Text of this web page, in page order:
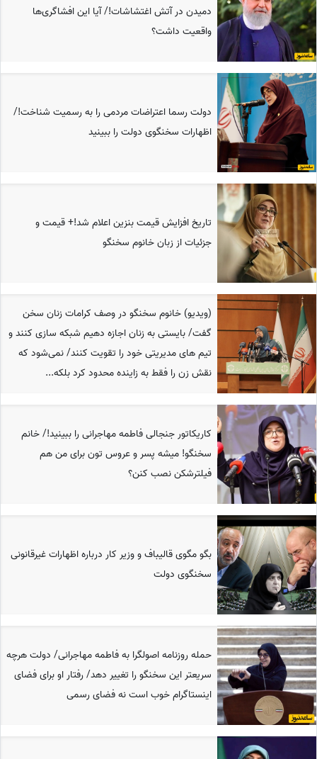
دمیدن در آتش اغتشاشات!/ آیا این افشاگری‌ها
واقعیت داشت؟
دولت رسما اعتراضات مردمی را به رسمیت شناخت!/
اظهارات سخنگوی دولت را ببینید
تاریخ افزایش قیمت بنزین اعلام شد!+ قیمت و
جزئیات از زبان خانوم سخنگو
(ویدیو) خانوم سخنگو در وصف کرامات زنان سخن
گفت/ بایستی به زنان اجازه دهیم شبکه سازی کنند و
تیم های مدیریتی خود را تقویت کنند/ نمی‌شود که
نقش زن را فقط به زاینده محدود کرد بلکه...
کاریکاتور جنجالی فاطمه مهاجرانی را ببینید!/ خانم
سخنگو! میشه پسر و عروس تون برای من هم
فیلترشکن نصب کنن؟
بگو مگوی قالیباف و وزیر کار درباره اظهارات غیرقانونی
سخنگوی دولت
حمله روزنامه اصولگرا به فاطمه مهاجرانی/ دولت هرچه
سریعتر این سخنگو را تغییر دهد/ رفتار او برای فضای
اینستاگرام خوب است نه فضای رسمی